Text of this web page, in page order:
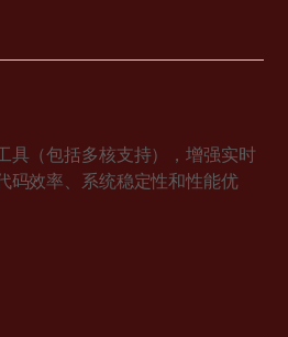
具（包括多核支持），增强实时
码效率、系统稳定性和性能优